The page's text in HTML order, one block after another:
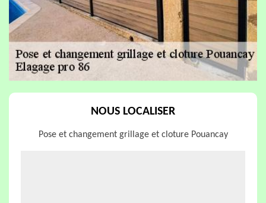
NOUS LOCALISER
Pose et changement grillage et cloture Pouancay